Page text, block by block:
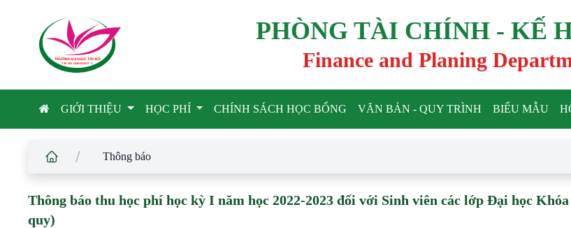
TRƯỜNG ĐẠI HỌC TÂY ĐÔ
TAY DO UNIVERSIT Y
PHÒNG TÀI CHÍNH - KẾ
Finance and Planing
GIỚI THIỆU HỌC PHÍ CHÍNH SÁCH HỌC BỔNG VĂN BẢN - QUY TRÌNH BIỂU MẪU
/ Thông báo
Thông báo thu học phí học kỳ I năm học 2022-2023 đối với Sinh viên các lớp Đại học
quy)